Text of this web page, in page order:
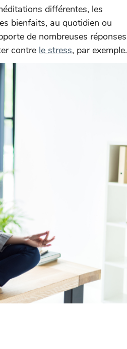
différentes, les
bienfaits, au quotidien ou
de nombreuses réponses
contre le stress, par exemple.